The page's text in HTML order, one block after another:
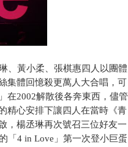
、黃小柔、張棋惠四人以團體
集體回憶殺更萬人大合唱，可
在2002解散後各奔東西，儘管
精心安排下讓四人在當時《青
，楊丞琳再次號召三位好友一
「4 in Love」第一次登小巨蛋